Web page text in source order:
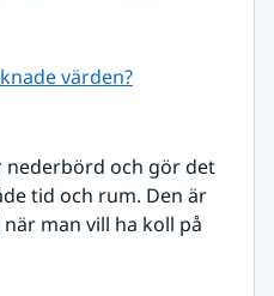
värden?
nederbörd och gör det
tid och rum. Den är
man vill ha koll på